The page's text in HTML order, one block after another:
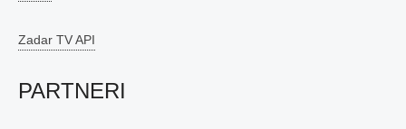
Zadar TV API
PARTNERI